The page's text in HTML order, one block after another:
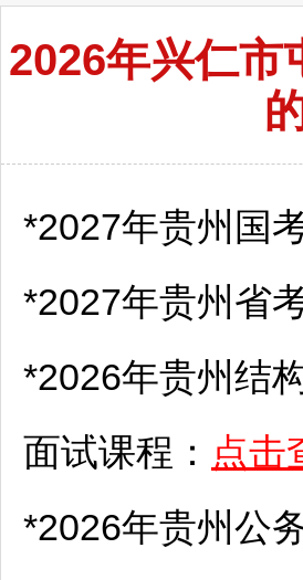
2026年兴仁市
*2027年贵州国
*2027年贵州省
*2026年贵州结
面试课程： 点击
*2026年贵州公